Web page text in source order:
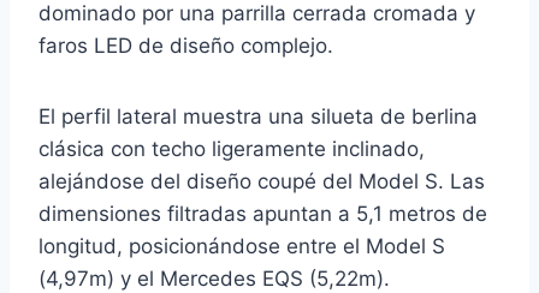
dominado por una parrilla cerrada cromada y
faros LED de diseño complejo.
El perfil lateral muestra una silueta de berlina
clásica con techo ligeramente inclinado,
alejándose del diseño coupé del Model S. Las
dimensiones filtradas apuntan a 5,1 metros de
longitud, posicionándose entre el Model S
(4,97m) y el Mercedes EQS (5,22m).